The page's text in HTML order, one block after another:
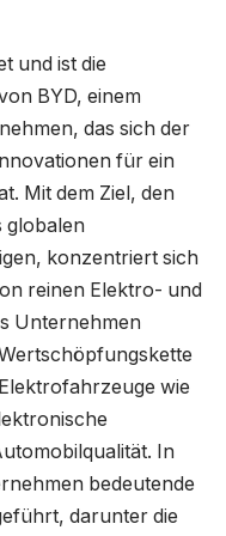
und ist die
BYD, einem
das sich der
für ein
Mit dem Ziel, den
globalen
konzentriert sich
reinen Elektro- und
Unternehmen
wie
In
bedeutende
darunter die